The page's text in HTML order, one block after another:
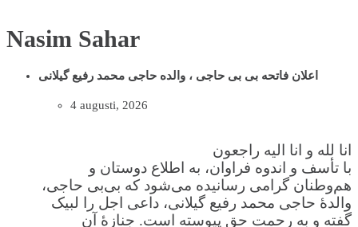
Nasim Sahar
اعلان فاتحه بی بی حاجی ، والده حاجی محمد رفیع گیلانی
4 augusti, 2026
انا لله و انا الیه راجعون
با تأسف و اندوه فراوان، به اطلاع دوستان و
هم‌وطنان گرامی رسانیده می‌شود که بی‌بی حاجی،
والدهٔ حاجی محمد رفیع گیلانی، داعی اجل را لبیک
گفته و به رحمت حق پیوسته است. جنازهٔ آن